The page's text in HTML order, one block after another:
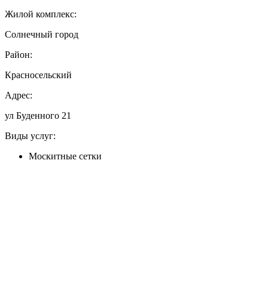
Жилой комплекс:
Солнечный город
Район:
Красносельский
Адрес:
ул Буденного 21
Виды услуг:
Москитные сетки